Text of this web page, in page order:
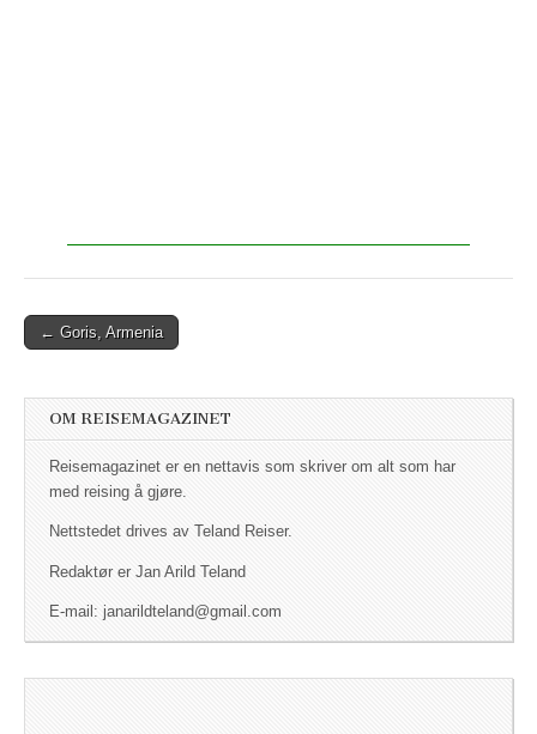
Post navigation
← Goris, Armenia
OM REISEMAGAZINET
Reisemagazinet er en nettavis som skriver om alt som har
med reising å gjøre.
Nettstedet drives av Teland Reiser.
Redaktør er Jan Arild Teland
E-mail: janarildteland@gmail.com